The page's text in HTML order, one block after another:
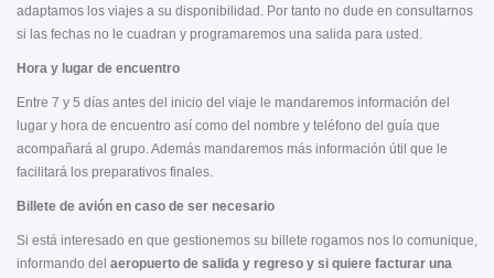
adaptamos los viajes a su disponibilidad. Por tanto no dude en consultarnos
si las fechas no le cuadran y programaremos una salida para usted.
Hora y lugar de encuentro
Entre 7 y 5 días antes del inicio del viaje le mandaremos información del
lugar y hora de encuentro así como del nombre y teléfono del guía que
acompañará al grupo. Además mandaremos más información útil que le
facilitará los preparativos finales.
Billete de avión en caso de ser necesario
Si está interesado en que gestionemos su billete rogamos nos lo comunique,
informando del aeropuerto de salida y regreso y si quiere facturar una